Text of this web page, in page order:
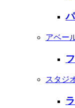
アベー
スタジ